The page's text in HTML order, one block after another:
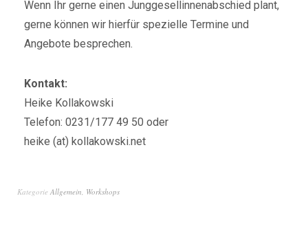
Wenn Ihr gerne einen Junggesellinnenabschied plant,
gerne können wir hierfür spezielle Termine und
Angebote besprechen.
Kontakt:
Heike Kollakowski
Telefon: 0231/177 49 50 oder
heike (at) kollakowski.net
Kategorie Allgemein, Workshops